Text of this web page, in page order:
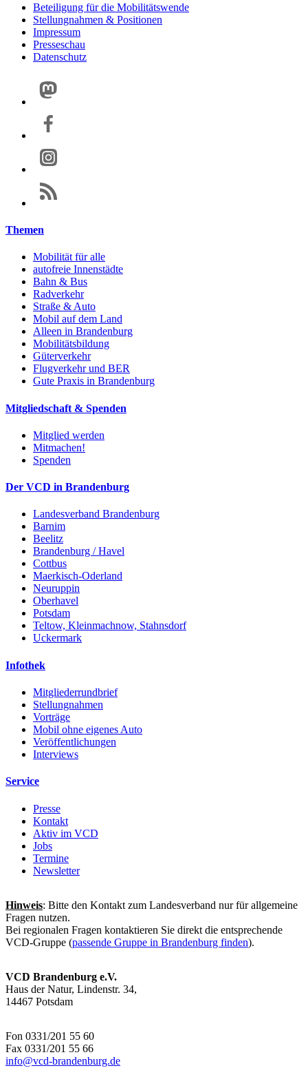
Beteiligung für die Mobilitätswende
Stellungnahmen & Positionen
Impressum
Presseschau
Datenschutz
Themen
Mobilität für alle
autofreie Innenstädte
Bahn & Bus
Radverkehr
Straße & Auto
Mobil auf dem Land
Alleen in Brandenburg
Mobilitätsbildung
Güterverkehr
Flugverkehr und BER
Gute Praxis in Brandenburg
Mitgliedschaft & Spenden
Mitglied werden
Mitmachen!
Spenden
Der VCD in Brandenburg
Landesverband Brandenburg
Barnim
Beelitz
Brandenburg / Havel
Cottbus
Maerkisch-Oderland
Neuruppin
Oberhavel
Potsdam
Teltow, Kleinmachnow, Stahnsdorf
Uckermark
Infothek
Mitgliederrundbrief
Stellungnahmen
Vorträge
Mobil ohne eigenes Auto
Veröffentlichungen
Interviews
Service
Presse
Kontakt
Aktiv im VCD
Jobs
Termine
Newsletter
Hinweis: Bitte den Kontakt zum Landesverband nur für allgemeine
Fragen nutzen.
Bei regionalen Fragen kontaktieren Sie direkt die entsprechende
VCD-Gruppe (passende Gruppe in Brandenburg finden).
VCD Brandenburg e.V.
Haus der Natur, Lindenstr. 34,
14467 Potsdam
Fon 0331/201 55 60
Fax 0331/201 55 66
info@vcd-brandenburg.de